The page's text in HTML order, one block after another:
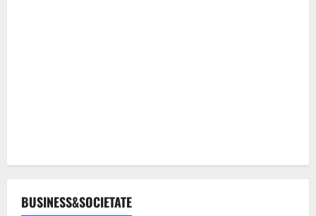
BUSINESS&SOCIETATE